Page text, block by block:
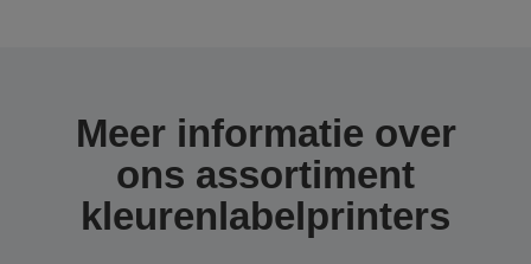
Meer informatie over
ons assortiment
kleurenlabelprinters